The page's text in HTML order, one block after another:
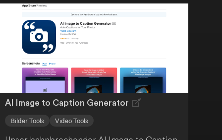
Bearbeitungsaufgaben bietet. Die Plattform
bietet blitzschnelle Lösungen, wobei
Aufgaben in weniger als 10 Sekunden
erledigt werden. Cre8tiveAI revolutioniert
den kreativen Bearbeitungsprozess.
AI Image to Caption Generator
Bilder Tools Video Tools